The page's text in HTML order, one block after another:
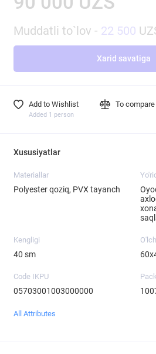
Muddatli to`lov - 22 500
Xarid savatiga
Add to Wishlist
Added 1 person
To compare
Xususiyatlar
Materiallar
Polyester qoziq, PVX tayanch
Kengligi
40 sm
Code IKPU
05703001003000000
All Attributes